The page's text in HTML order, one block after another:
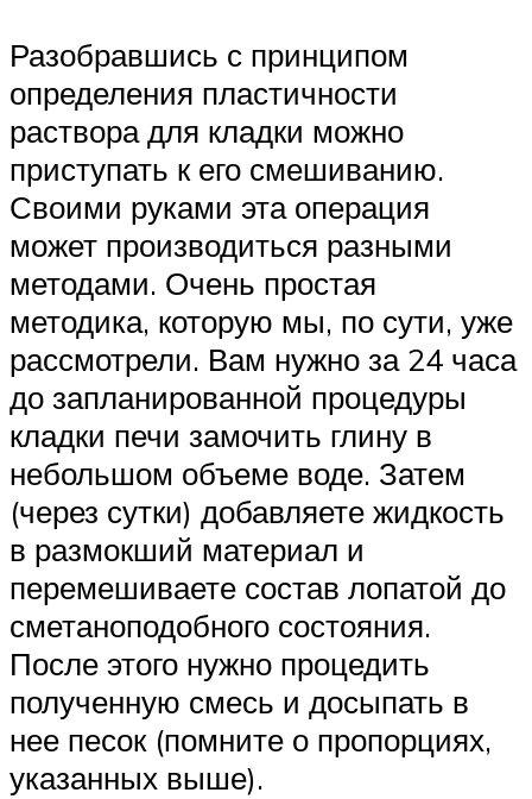
Разобравшись с принципом
определения пластичности
раствора для кладки можно
приступать к его смешиванию.
Своими руками эта операция
может производиться разными
методами. Очень простая
методика, которую мы, по сути, уже
рассмотрели. Вам нужно за 24 часа
до запланированной процедуры
кладки печи замочить глину в
небольшом объеме воде. Затем
(через сутки) добавляете жидкость
в размокший материал и
перемешиваете состав лопатой до
сметаноподобного состояния.
После этого нужно процедить
полученную смесь и досыпать в
нее песок (помните о пропорциях,
указанных выше).